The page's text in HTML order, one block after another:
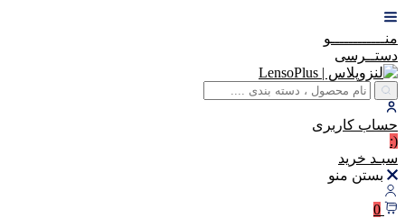
منــــــــــــو
دستــرسی
حساب کاربری
(:
سبـد خرید
بستن منو
0